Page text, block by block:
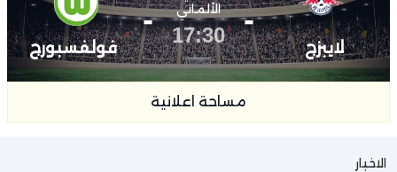
لايبزج
-
الألماني
17:30
-
فولفسبورج
مساحة اعلانية
الاخبار